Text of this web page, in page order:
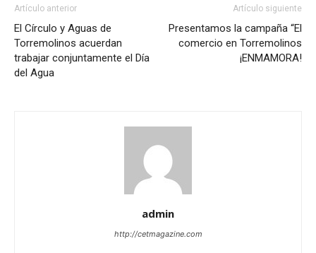
Artículo anterior
El Círculo y Aguas de
Torremolinos acuerdan
trabajar conjuntamente el Día
del Agua
Artículo siguiente
Presentamos la campaña “El
comercio en Torremolinos
¡ENMAMORA!
admin
http://cetmagazine.com